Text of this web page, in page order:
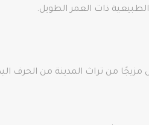
ذات العمر الطويل.
من تراث المدينة من الحرف